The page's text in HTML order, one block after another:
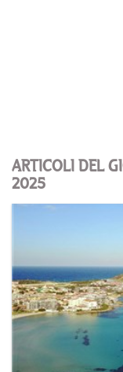
ARTICOLI DEL
2025